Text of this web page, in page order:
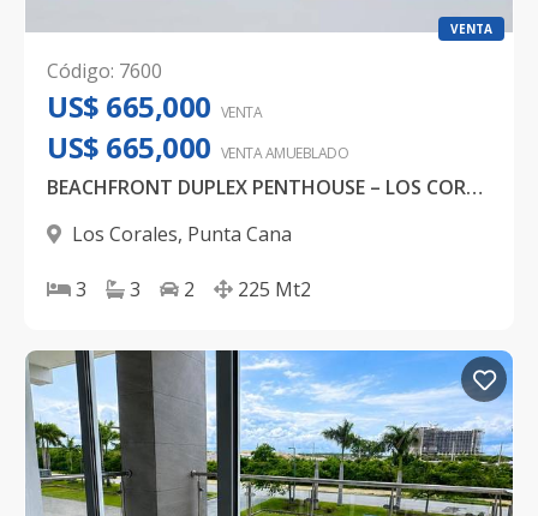
VENTA
Código: 7600
US$ 665,000 VENTA
US$ 665,000 VENTA AMUEBLADO
BEACHFRONT DUPLEX PENTHOUSE – LOS CORALES, PUNTA CANA
Los Corales, Punta Cana
3 3 2 225 Mt2